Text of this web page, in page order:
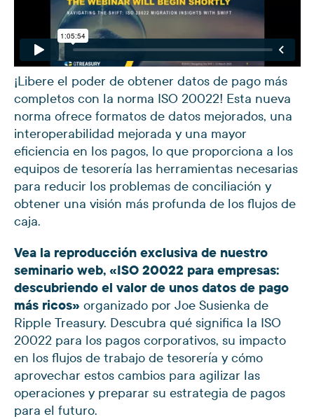
¡Libere el poder de obtener datos de pago más
completos con la norma ISO 20022! Esta nueva
norma ofrece formatos de datos mejorados, una
interoperabilidad mejorada y una mayor
eficiencia en los pagos, lo que proporciona a los
equipos de tesorería las herramientas necesarias
para reducir los problemas de conciliación y
obtener una visión más profunda de los flujos de
caja.
Vea la reproducción exclusiva de nuestro
seminario web, «ISO 20022 para empresas:
descubriendo el valor de unos datos de pago
más ricos» organizado por Joe Susienka de
Ripple Treasury. Descubra qué significa la ISO
20022 para los pagos corporativos, su impacto
en los flujos de trabajo de tesorería y cómo
aprovechar estos cambios para agilizar las
operaciones y preparar su estrategia de pagos
para el futuro.